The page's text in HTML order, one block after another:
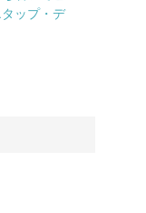
ップ・デ